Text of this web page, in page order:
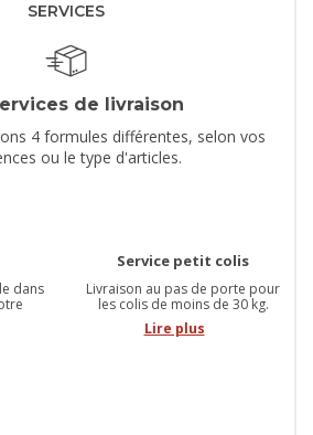
SERVICES
de livraison
4 formules différentes, selon vos
ou le type d'articles.
dans
Service petit colis
Livraison au pas de porte pour
les colis de moins de 30 kg.
Lire plus